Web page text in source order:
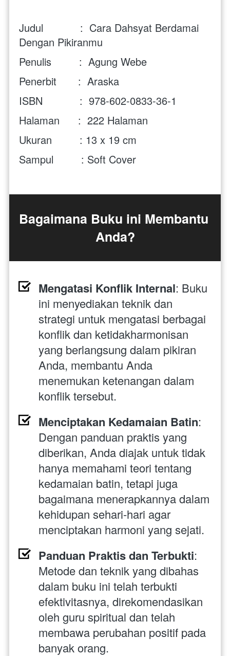
Judul            :  Cara Dahsyat Berdamai
Dengan Pikiranmu
Penulis         :  Agung Webe
Penerbit       :  Araska
ISBN            :  978-602-0833-36-1
Halaman      :  222 Halaman
Ukuran         : 13 x 19 cm
Sampul         : Soft Cover
Bagaimana Buku ini Membantu
Anda?
Mengatasi Konflik Internal: Buku
ini menyediakan teknik dan
strategi untuk mengatasi berbagai
konflik dan ketidakharmonisan
yang berlangsung dalam pikiran
Anda, membantu Anda
menemukan ketenangan dalam
konflik tersebut.
Menciptakan Kedamaian Batin:
Dengan panduan praktis yang
diberikan, Anda diajak untuk tidak
hanya memahami teori tentang
kedamaian batin, tetapi juga
bagaimana menerapkannya dalam
kehidupan sehari-hari agar
menciptakan harmoni yang sejati.
Panduan Praktis dan Terbukti:
Metode dan teknik yang dibahas
dalam buku ini telah terbukti
efektivitasnya, direkomendasikan
oleh guru spiritual dan telah
membawa perubahan positif pada
banyak orang.